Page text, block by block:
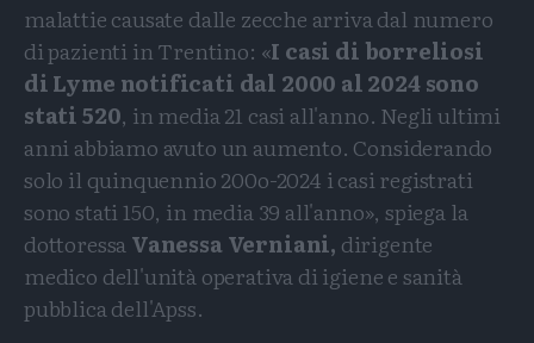
malattie causate dalle zecche arriva dal numero
di pazienti in Trentino: «I casi di borreliosi
di Lyme notificati dal 2000 al 2024 sono
stati 520, in media 21 casi all'anno. Negli ultimi
anni abbiamo avuto un aumento. Considerando
solo il quinquennio 200o-2024 i casi registrati
sono stati 150, in media 39 all'anno», spiega la
dottoressaVanessa Verniani, dirigente
medico dell'unità operativa di igiene e sanità
pubblica dell'Apss.